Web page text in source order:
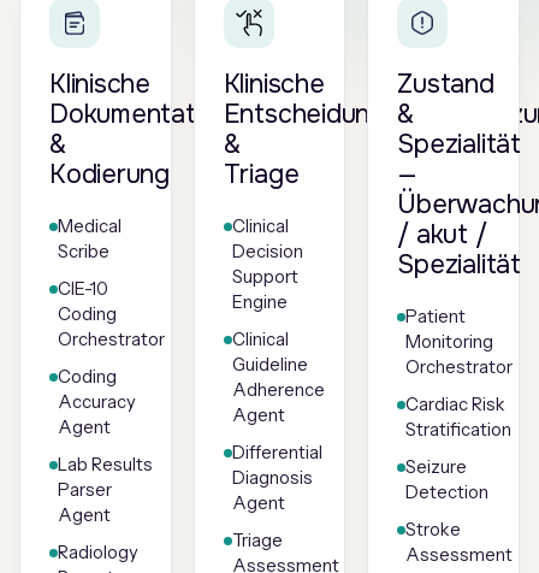
Klinische
Dokumentation
&
Kodierung
Medical
Scribe
CIE-10
Coding
Orchestrator
Coding
Accuracy
Agent
Lab Results
Parser
Agent
Radiology
Klinische
&
Triage
Clinical
Decision
Support
Engine
Clinical
Guideline
Adherence
Agent
Differential
Diagnosis
Agent
Triage
Assessment
Zustand
&
Spezialität
—
/ akut /
Spezialität
Patient
Monitoring
Orchestrator
Cardiac Risk
Stratification
Seizure
Detection
Stroke
Assessment